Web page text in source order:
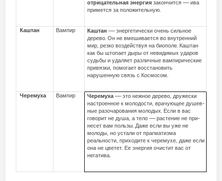
отрицательная энергия закончится — ива
примется за положительную.
Каштан Вампир Каштан — энергетически очень сильное
дерево. Он не вмешивается во внутренний
мир, резко воздействуя на биополе. Каштан
как бы штопает дыры от невидимых уда­ров
судьбы и удаляет различные вампирические
привязки, помогает восстановить
нарушенную связь с Космосом.
Черемуха Вампир Черемуха— это нежное дерево, дружески
настроенное к молодости, врачующее душев­
ные разочарования молодых. Если в вас
говорит не душа, а тело — растение не при­
несет вам пользы. Даже если вы уже не
молоды, но устали от прагматизма
реальности, приходите к черемухе, даже если
она не цветет. Ее энергия очистит вас от
негатива.